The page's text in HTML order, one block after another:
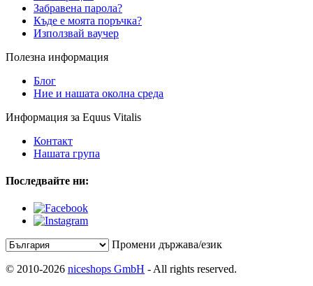
Забравена парола?
Къде е моята поръчка?
Използвай ваучер
Полезна информация
Блог
Ние и нашата околна среда
Информация за Equus Vitalis
Контакт
Нашата група
Последвайте ни:
Промени държава/език
© 2010-2026 niceshops GmbH - All rights reserved.